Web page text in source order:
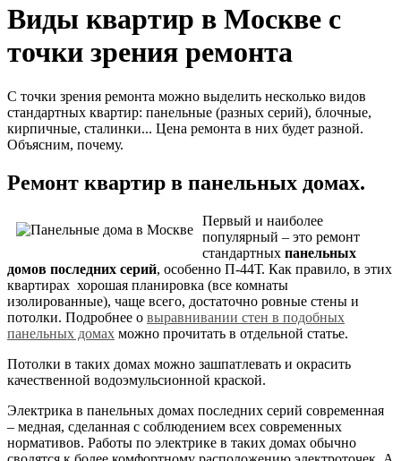
Виды квартир в Москве с
точки зрения ремонта
С точки зрения ремонта можно выделить несколько видов
стандартных квартир: панельные (разных серий), блочные,
кирпичные, сталинки... Цена ремонта в них будет разной.
Объясним, почему.
Ремонт квартир в панельных домах.
Первый и наиболее
популярный – это ремонт
стандартных панельных
домов последних серий, особенно П-44Т. Как правило, в этих
квартирах хорошая планировка (все комнаты
изолированные), чаще всего, достаточно ровные стены и
потолки. Подробнее о выравнивании стен в подобных
панельных домах можно прочитать в отдельной статье.
Потолки в таких домах можно зашпатлевать и окрасить
качественной водоэмульсионной краской.
Электрика в панельных домах последних серий современная
– медная, сделанная с соблюдением всех современных
нормативов. Работы по электрике в таких домах обычно